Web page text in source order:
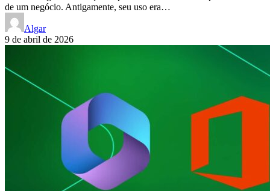
de um negócio. Antigamente, seu uso era…
Algar
9 de abril de 2026